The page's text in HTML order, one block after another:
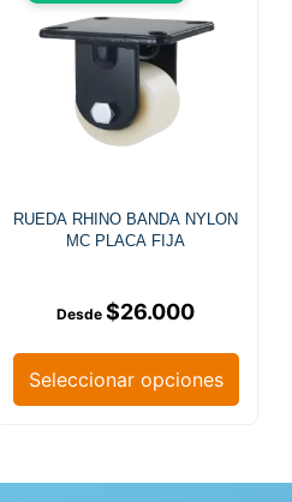
RUEDA RHINO BANDA NYLON
MC PLACA FIJA
$26.000
Seleccionar opciones